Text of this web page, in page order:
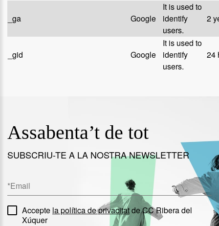
_ga Google
It is used to
identify
users.
2
_gid Google
It is used to
identify
users.
24
Assabenta’t de tot
SUBSCRIU-TE A LA NOSTRA NEWSLETTER
Accepte la política de privacitatde CC Ribera del
Xúquer